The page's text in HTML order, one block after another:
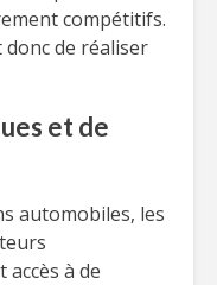
compétitifs.
de réaliser
et de
automobiles, les
à de